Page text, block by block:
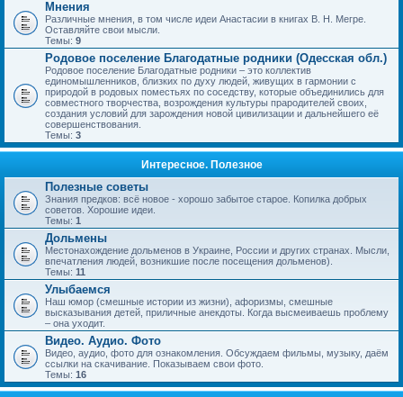
Мнения
Различные мнения, в том числе идеи Анастасии в книгах В. Н. Мегре.
Оставляйте свои мысли.
Темы: 9
Родовое поселение Благодатные родники (Одесская обл.)
Родовое поселение Благодатные родники – это коллектив
единомышленников, близких по духу людей, живущих в гармонии с
природой в родовых поместьях по соседству, которые объединились для
совместного творчества, возрождения культуры прародителей своих,
создания условий для зарождения новой цивилизации и дальнейшего её
совершенствования.
Темы: 3
Интересное. Полезное
Полезные советы
Знания предков: всё новое - хорошо забытое старое. Копилка добрых
советов. Хорошие идеи.
Темы: 1
Дольмены
Местонахождение дольменов в Украине, России и других странах. Мысли,
впечатления людей, возникшие после посещения дольменов).
Темы: 11
Улыбаемся
Наш юмор (смешные истории из жизни), афоризмы, смешные
высказывания детей, приличные анекдоты. Когда высмеиваешь проблему
– она уходит.
Видео. Аудио. Фото
Видео, аудио, фото для ознакомления. Обсуждаем фильмы, музыку, даём
ссылки на скачивание. Показываем свои фото.
Темы: 16